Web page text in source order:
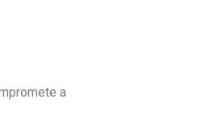
a